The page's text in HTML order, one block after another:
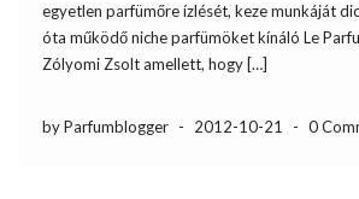
egyetlen parfümőre ízlését, keze munkáját
óta működő niche parfümöket kínáló Le
Zólyomi Zsolt amellett, hogy […]
by Parfumblogger - 2012-10-21 - 0